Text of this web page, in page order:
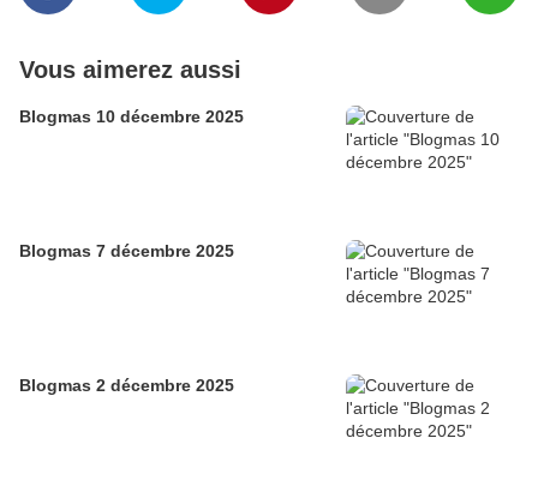
Vous aimerez aussi
Blogmas 10 décembre 2025
Blogmas 7 décembre 2025
Blogmas 2 décembre 2025